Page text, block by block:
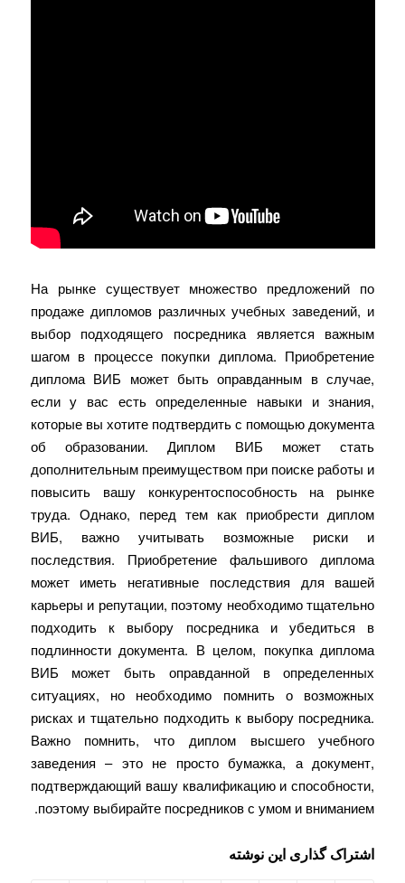
На рынке существует множество предложений по
продаже дипломов различных учебных заведений, и
выбор подходящего посредника является важным
шагом в процессе покупки диплома. Приобретение
диплома ВИБ может быть оправданным в случае,
если у вас есть определенные навыки и знания,
которые вы хотите подтвердить с помощью документа
об образовании. Диплом ВИБ может стать
дополнительным преимуществом при поиске работы и
повысить вашу конкурентоспособность на рынке
труда. Однако, перед тем как приобрести диплом
ВИБ, важно учитывать возможные риски и
последствия. Приобретение фальшивого диплома
может иметь негативные последствия для вашей
карьеры и репутации, поэтому необходимо тщательно
подходить к выбору посредника и убедиться в
подлинности документа. В целом, покупка диплома
ВИБ может быть оправданной в определенных
ситуациях, но необходимо помнить о возможных
рисках и тщательно подходить к выбору посредника.
Важно помнить, что диплом высшего учебного
заведения – это не просто бумажка, а документ,
подтверждающий вашу квалификацию и способности,
поэтому выбирайте посредников с умом и вниманием.
اشتراک گذاری این نوشته